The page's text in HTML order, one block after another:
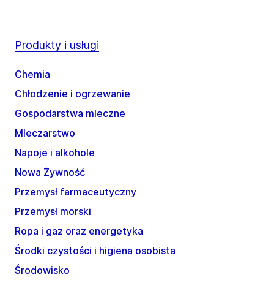
Produkty i usługi
Chemia
Chłodzenie i ogrzewanie
Gospodarstwa mleczne
Mleczarstwo
Napoje i alkohole
Nowa Żywność
Przemysł farmaceutyczny
Przemysł morski
Ropa i gaz oraz energetyka
Środki czystości i higiena osobista
Środowisko